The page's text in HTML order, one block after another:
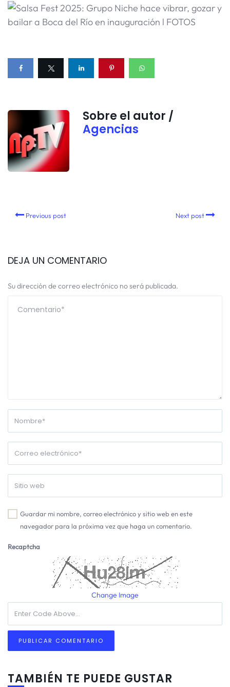
Sobre el autor /
Agencias
Previous post Next post
DEJA UN COMENTARIO
Su dirección de correo electrónico no será publicada.
Guardar mi nombre, correo electrónico y sitio web en este
navegador para la próxima vez que haga un comentario.
Recaptcha
Change Image
TAMBIÉN TE PUEDE GUSTAR